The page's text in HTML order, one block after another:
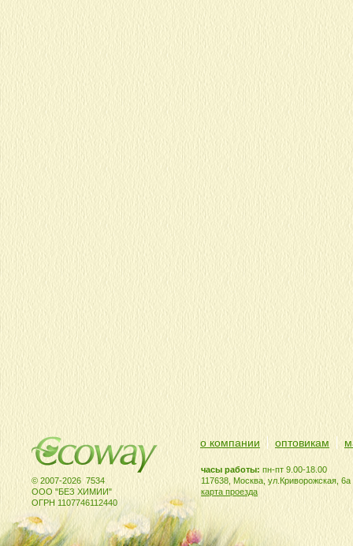
© 2007-2026 7534
ООО "БЕЗ ХИМИИ"
ОГРН 1107746112440
часы работы: пн-пт 9.00-18.00
117638, Москва, ул.Криворожская, 6а
карта проезда
о компании оптовикам